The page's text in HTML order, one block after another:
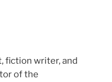
fiction writer, and
of the